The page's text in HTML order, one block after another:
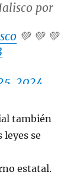
por
💚 💚 💚
2024
también
leyes se
estatal.